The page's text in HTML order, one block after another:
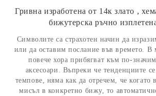
Гривна изработена от 14к злато ,
бижутерска ръчно
Символите са страхотен начин да
или да оставим послание във времето. В
повече хора прибягват към по-
аксесоари. Въпреки че тенденциите
темпове, няма как да отречем, че когато
мисъл в конкретно бижу, то